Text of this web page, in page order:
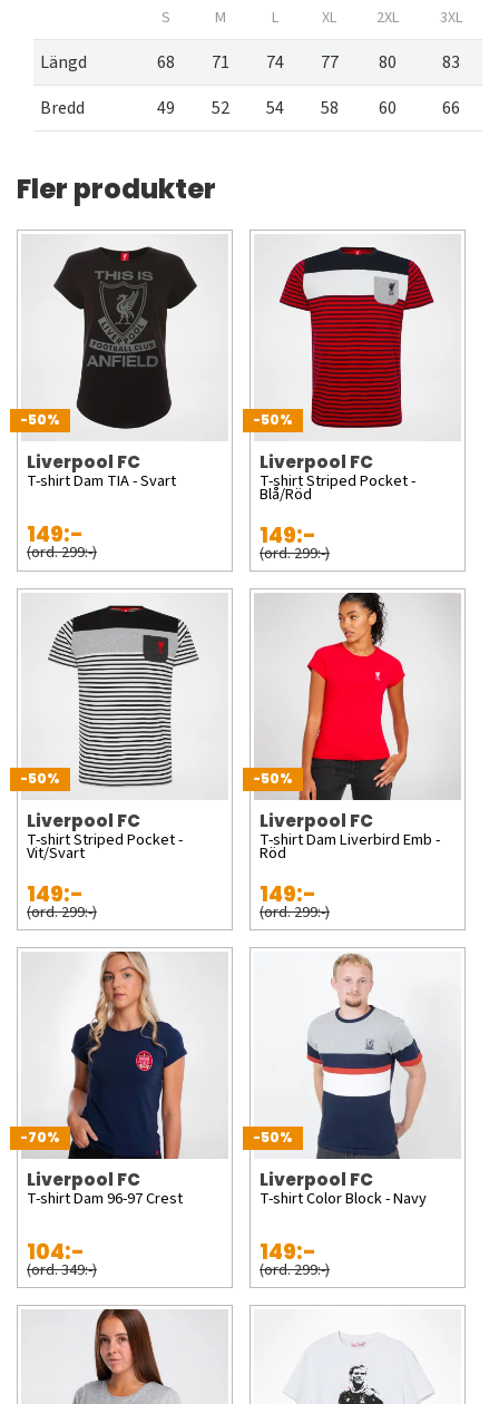
S M L XL 2XL 3XL
Längd 68 71 74 77 80
83
Bredd
49 52 54 58 60 66
Fler produkter
-50%
Liverpool FC
T-shirt Dam TIA - Svart
149:-
(ord. 299:-)
-50%
Liverpool FC
T-shirt Striped Pocket -
Blå/Röd
149:-
(ord. 299:-)
-50%
Liverpool FC
T-shirt Striped Pocket -
Vit/Svart
149:-
(ord. 299:-)
-50%
Liverpool FC
T-shirt Dam Liverbird Emb -
Röd
149:-
(ord. 299:-)
-70%
Liverpool FC
T-shirt Dam 96-97 Crest
104:-
(ord. 349:-)
-50%
Liverpool FC
T-shirt Color Block - Navy
149:-
(ord. 299:-)